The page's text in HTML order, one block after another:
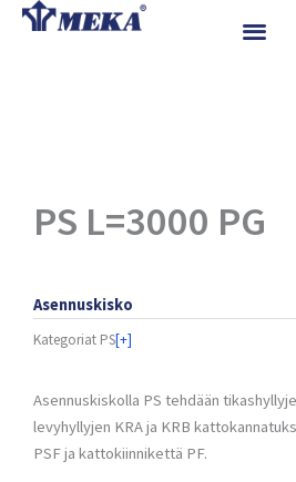
Siirry
PS L=3000 PG
Asennuskisko
Kategoriat PS[+]
Asennuskiskolla PS tehdään
levyhyllyjen KRA ja KRB
PSF ja kattokiinnikettä PF.